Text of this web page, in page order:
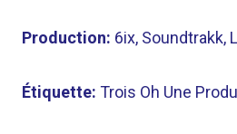
Production: 6ix, Soundtrakk,
Étiquette: Trois Oh Une